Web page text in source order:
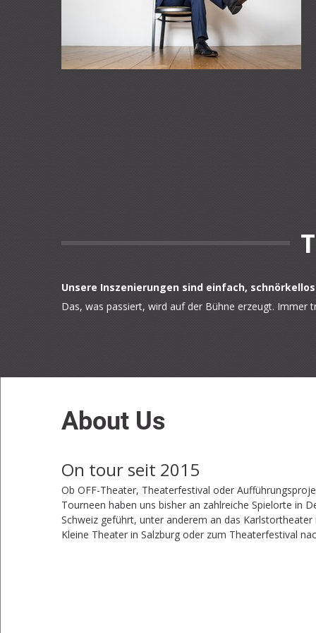
Unsere Inszenierungen sind einfach,
Das, was passiert, wird auf der Bühne erzeugt. Immer
About Us
On tour seit 2015
Ob OFF-Theater, Theaterfestival oder
Tourneen haben uns bisher an zahlreiche Spielorte in
Schweiz geführt, unter anderem an das Karlstortheater
Kleine Theater in Salzburg oder zum Theaterfestival